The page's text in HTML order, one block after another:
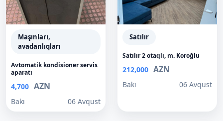
Maşınları,
avadanlıqları
Avtomatik kondisioner servis
aparatı
4,700 AZN
Bakı 06 Avqust
Satılır
Satılır 2 otaqlı, m. Koroğlu
212,000 AZN
Bakı 06 Avqust